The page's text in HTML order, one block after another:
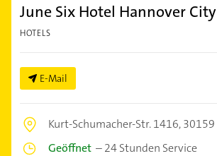
June Six Hotel Hannover City
HOTELS
E-Mail
Kurt-Schumacher-Str. 1416,
Geöffnet –24 Stunden Service